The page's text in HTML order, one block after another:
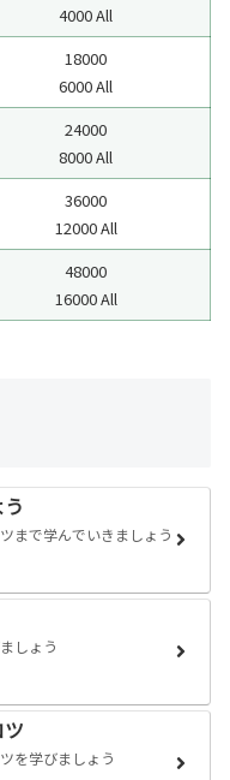
4000 All
18000
6000 All
24000
8000 All
36000
12000 All
48000
16000 All
まで学んでいきましょう
しょう
を学びましょう